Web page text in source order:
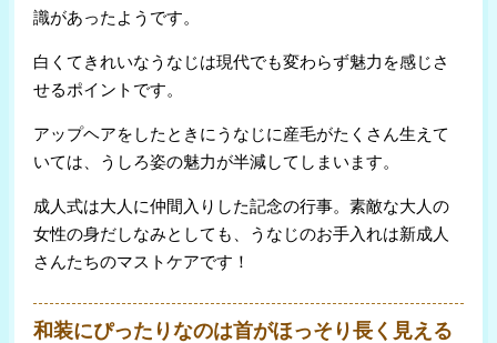
識があったようです。
白くてきれいなうなじは現代でも変わらず魅力を感じさ
せるポイントです。
アップヘアをしたときにうなじに産毛がたくさん生えて
いては、うしろ姿の魅力が半減してしまいます。
成人式は大人に仲間入りした記念の行事。素敵な大人の
女性の身だしなみとしても、うなじのお手入れは新成人
さんたちのマストケアです！
和装にぴったりなのは首がほっそり長く見える